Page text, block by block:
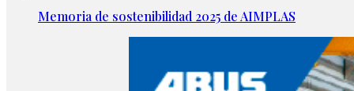
Memoria de sostenibilidad 2025 de AIMPLAS